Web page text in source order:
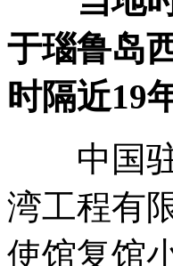
于瑙鲁岛
时隔近19
中国驻
湾工程有
使馆复馆